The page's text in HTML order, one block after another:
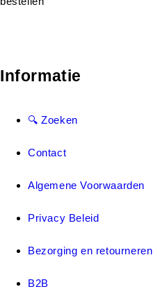
Informatie
🔍 Zoeken
Contact
Algemene Voorwaarden
Privacy Beleid
Bezorging en retourneren
B2B